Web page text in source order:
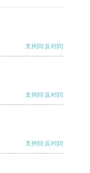
支持[0] 反对[0]
支持[0] 反对[0]
支持[0] 反对[0]